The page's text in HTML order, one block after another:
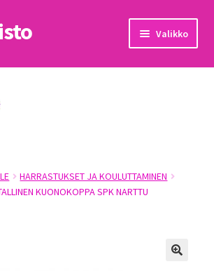
Valikko
HARRASTUKSET JA KOULUTTAMINEN
KUONOKOPPA SPK NARTTU